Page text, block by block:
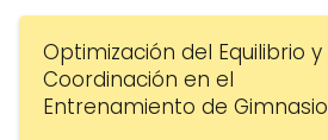
Optimización del Equilibrio y
Coordinación en el
Entrenamiento de Gimnasio